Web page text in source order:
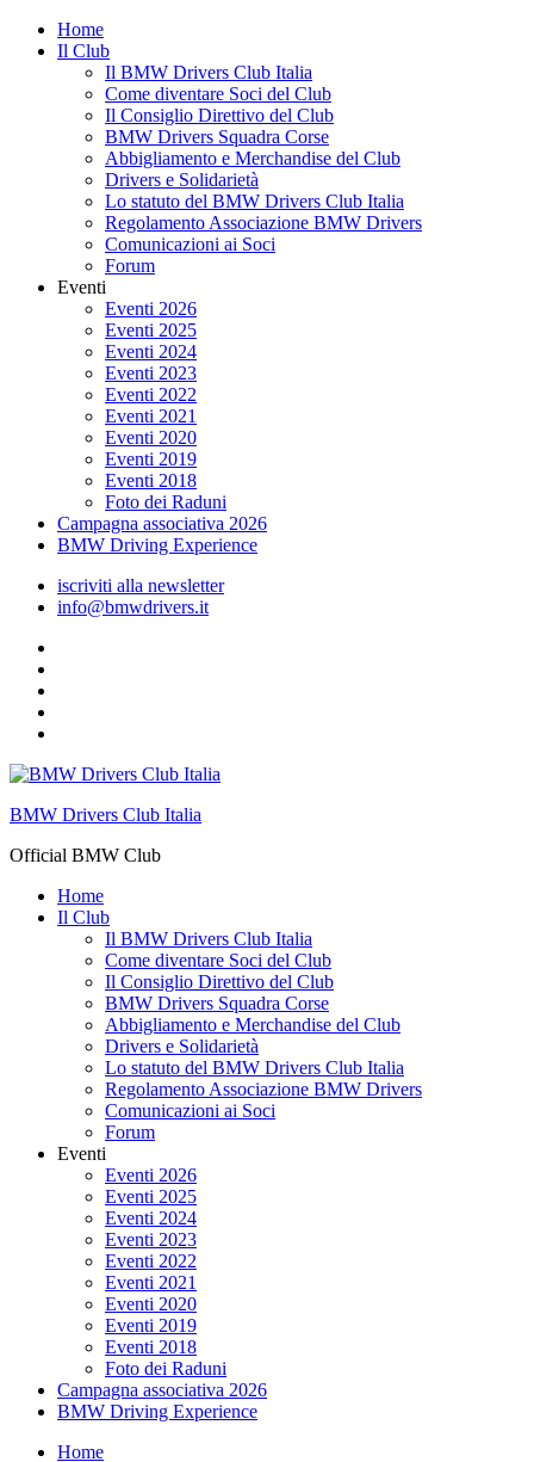
Skip
Home
Il Club
Il BMW Drivers Club Italia
Come diventare Soci del Club
Il Consiglio Direttivo del Club
BMW Drivers Squadra Corse
Abbigliamento e Merchandise del Club
Drivers e Solidarietà
Lo statuto del BMW Drivers Club Italia
Regolamento Associazione BMW Drivers
Comunicazioni ai Soci
Forum
Eventi
Eventi 2026
Eventi 2025
Eventi 2024
Eventi 2023
Eventi 2022
Eventi 2021
Eventi 2020
Eventi 2019
Eventi 2018
Foto dei Raduni
Campagna associativa 2026
BMW Driving Experience
iscriviti alla newsletter
info@bmwdrivers.it
BMW Drivers Club Italia
Official BMW Club
Home
Il Club
Il BMW Drivers Club Italia
Come diventare Soci del Club
Il Consiglio Direttivo del Club
BMW Drivers Squadra Corse
Abbigliamento e Merchandise del Club
Drivers e Solidarietà
Lo statuto del BMW Drivers Club Italia
Regolamento Associazione BMW Drivers
Comunicazioni ai Soci
Forum
Eventi
Eventi 2026
Eventi 2025
Eventi 2024
Eventi 2023
Eventi 2022
Eventi 2021
Eventi 2020
Eventi 2019
Eventi 2018
Foto dei Raduni
Campagna associativa 2026
BMW Driving Experience
Home